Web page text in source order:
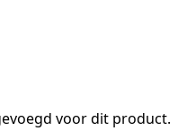
voor dit product.